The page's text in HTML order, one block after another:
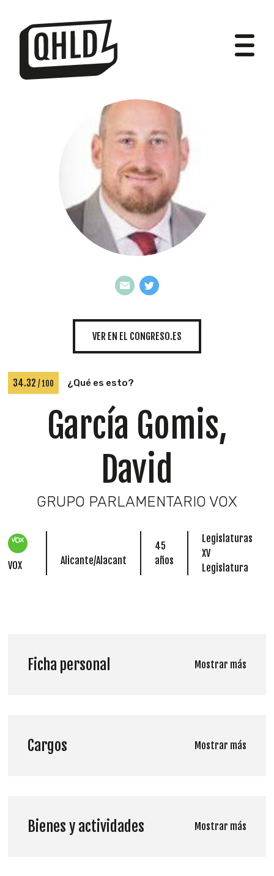
DIPUTADOS
GRUPOS
INICIATIVAS
TEMÁTICAS
VER EN EL CONGRESO.ES
34.32 / 100 ¿Qué es esto?
García Gomis,
David
GRUPO PARLAMENTARIO VOX
VOX Alicante/Alacant
45
años
Legislaturas
XV
Legislatura
Ficha personal Mostrar más
Cargos Mostrar más
Bienes y actividades Mostrar más